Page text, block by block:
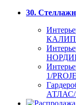
30.
1/
АТЛАС/